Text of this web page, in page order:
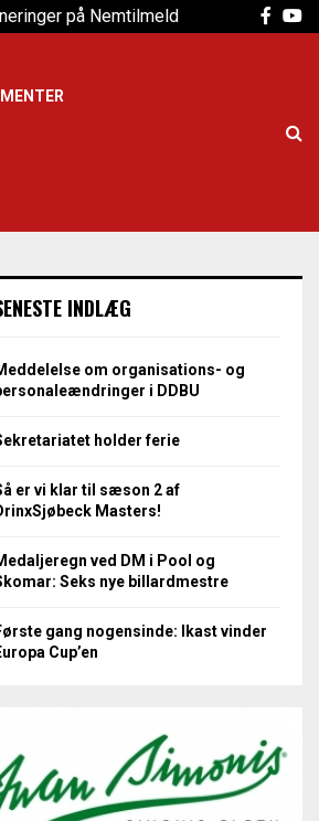
på Nemtilmeld
INDLÆG
om organisations- og
i DDBU
holder ferie
er vi klar til sæson 2 af
Masters!
ved DM i Pool og
Seks nye billardmestre
gang nogensinde: Ikast vinder
Cup’en